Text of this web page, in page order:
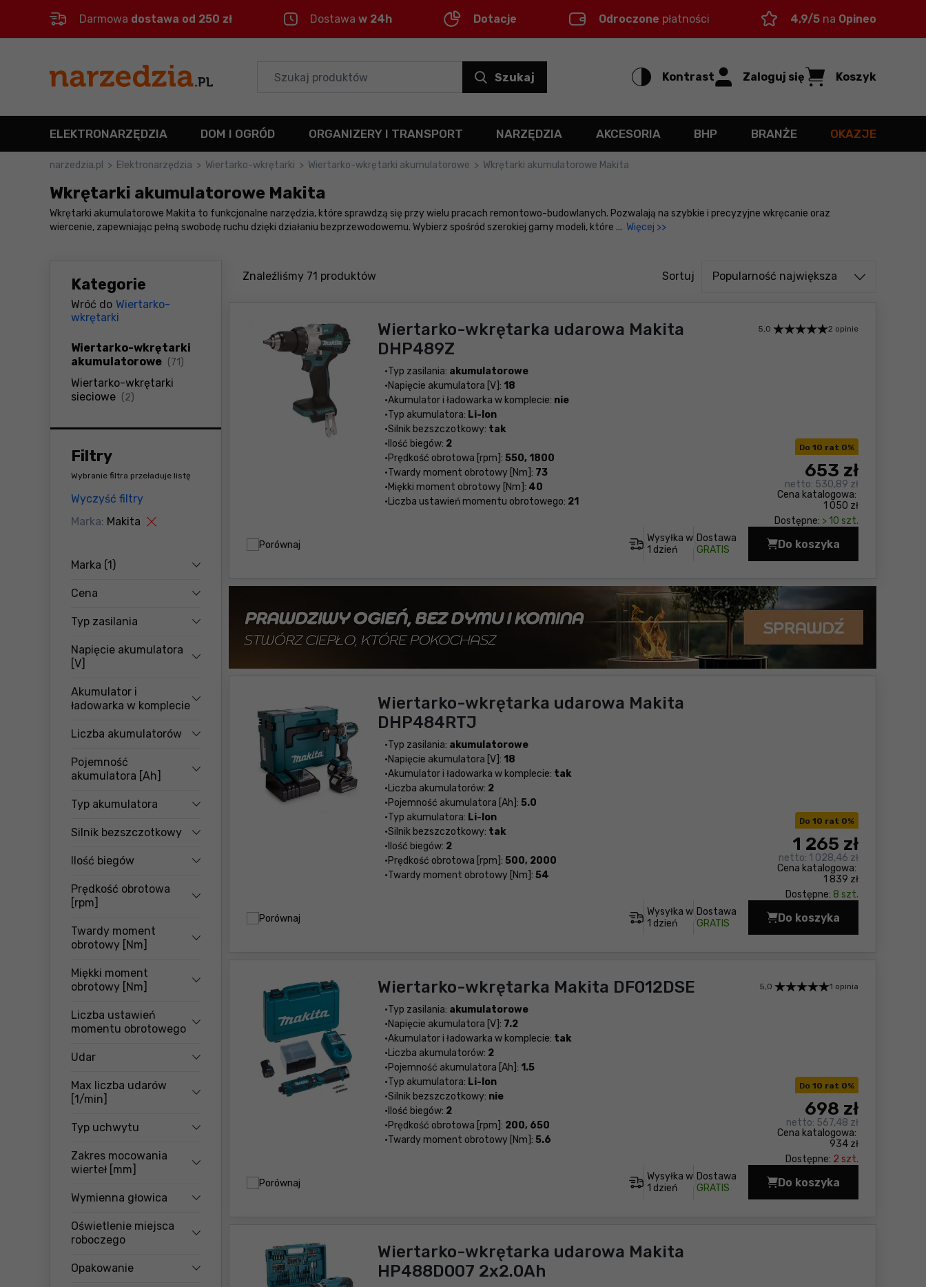
Menu główne
Filtry
Produkty
Stopka
Mapa strony
Darmowa dostawa od 250 zł Dostawa w 24h Dotacje Odroczone płatności 4,9/5 na Opineo
Szukaj Kontrast Zaloguj się Koszyk
ELEKTRONARZĘDZIA DOM I OGRÓD ORGANIZERY I TRANSPORT NARZĘDZIA AKCESORIA BHP BRANŻE OKAZJE
narzedzia.pl > Elektronarzędzia > Wiertarko-wkrętarki > Wiertarko-wkrętarki akumulatorowe > Wkrętarki akumulatorowe Makita
Wkrętarki akumulatorowe Makita
Wkrętarki akumulatorowe Makita to funkcjonalne narzędzia, które sprawdzą się przy wielu pracach remontowo-budowlanych. Pozwalają na szybkie i precyzyjne wkręcanie oraz
wiercenie, zapewniając pełną swobodę ruchu dzięki działaniu bezprzewodowemu. Wybierz spośród szerokiej gamy modeli, które ... Więcej >>
Kategorie
Wróć do Wiertarko-
wkrętarki
Wiertarko-wkrętarki
akumulatorowe (71)
Wiertarko-wkrętarki
sieciowe (2)
Filtry
Wybranie filtra przeładuje listę
Wyczyść filtry
Marka: Makita
Marka (1)
Cena
Typ zasilania
Napięcie akumulatora
[V]
Akumulator i
ładowarka w komplecie
Liczba akumulatorów
Pojemność
akumulatora [Ah]
Typ akumulatora
Silnik bezszczotkowy
Ilość biegów
Prędkość obrotowa
[rpm]
Twardy moment
obrotowy [Nm]
Miękki moment
obrotowy [Nm]
Liczba ustawień
momentu obrotowego
Udar
Max liczba udarów
[1/min]
Typ uchwytu
Zakres mocowania
wierteł [mm]
Wymienna głowica
Oświetlenie miejsca
roboczego
Opakowanie
Znaleźliśmy 71 produktów Sortuj Sortuj od
Popularność największa
Wiertarko-wkrętarka udarowa Makita
DHP489Z
Typ zasilania: akumulatorowe
Napięcie akumulatora [V]: 18
Akumulator i ładowarka w komplecie: nie
Typ akumulatora: Li-Ion
Silnik bezszczotkowy: tak
Ilość biegów: 2
Prędkość obrotowa [rpm]: 550, 1800
Twardy moment obrotowy [Nm]: 73
Miękki moment obrotowy [Nm]: 40
Liczba ustawień momentu obrotowego: 21
5,0 2 opinie
Do 10 rat 0%
Cena katalogowa:
1 050 zł
653 zł
netto: 530,89 zł
Dostępne: > 10 szt.
Porównaj
Wysyłka w
1 dzień
Dostawa
GRATIS
Do koszyka
Wiertarko-wkrętarka
Wiertarko-wkrętarka udarowa Makita
DHP484RTJ
Typ zasilania: akumulatorowe
Napięcie akumulatora [V]: 18
Akumulator i ładowarka w komplecie: tak
Liczba akumulatorów: 2
Pojemność akumulatora [Ah]: 5.0
Typ akumulatora: Li-Ion
Silnik bezszczotkowy: tak
Ilość biegów: 2
Prędkość obrotowa [rpm]: 500, 2000
Twardy moment obrotowy [Nm]: 54
Do 10 rat 0%
Cena katalogowa:
1 839 zł
1 265 zł
netto: 1 028,46 zł
Dostępne: 8 szt.
Porównaj
Wysyłka w
1 dzień
Dostawa
GRATIS
Do koszyka
Wiertarko-wkrętarka
Wiertarko-wkrętarka Makita DF012DSE
Typ zasilania: akumulatorowe
Napięcie akumulatora [V]: 7.2
Akumulator i ładowarka w komplecie: tak
Liczba akumulatorów: 2
Pojemność akumulatora [Ah]: 1.5
Typ akumulatora: Li-Ion
Silnik bezszczotkowy: nie
Ilość biegów: 2
Prędkość obrotowa [rpm]: 200, 650
Twardy moment obrotowy [Nm]: 5.6
5,0 1 opinia
Do 10 rat 0%
Cena katalogowa:
934 zł
698 zł
netto: 567,48 zł
Dostępne: 2 szt.
Porównaj
Wysyłka w
1 dzień
Dostawa
GRATIS
Do koszyka
Wiertarko-wkrętarka
Wiertarko-wkrętarka udarowa Makita
HP488D007 2x2.0Ah